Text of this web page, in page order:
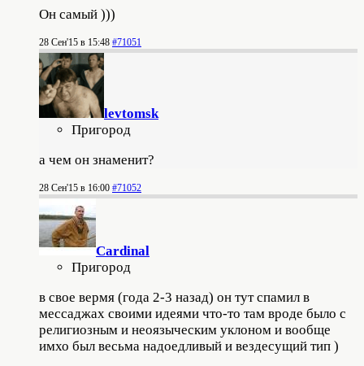
Он самый )))
28 Сен'15 в 15:48 #71051
levtomsk
Пригород
а чем он знаменит?
28 Сен'15 в 16:00 #71052
Cardinal
Пригород
в свое вермя (года 2-3 назад) он тут спамил в
мессаджах своими идеями что-то там вроде было с
религиозным и неоязыческим уклоном и вообще
имхо был весьма надоедливый и вездесущий тип )